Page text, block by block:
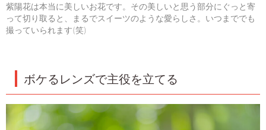
紫陽花は本当に美しいお花です。その美しいと思う部分にぐっと寄
って切り取ると、まるでスイーツのような愛らしさ。いつまででも
撮っていられます(笑)
ボケるレンズで主役を立てる